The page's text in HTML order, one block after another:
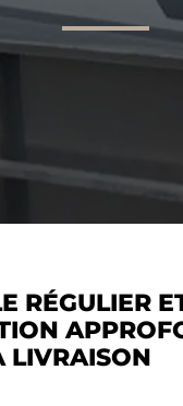
RÉGULIER
LIVRAISON